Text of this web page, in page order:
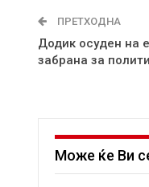
ПРЕТХОДНА
Додик осуден на
забрaна за
Може ќе Ви